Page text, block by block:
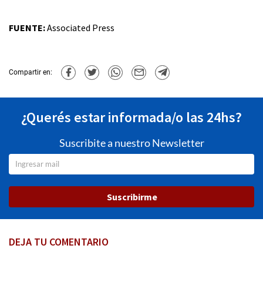
FUENTE:Associated Press
Compartir en:
¿Querés estar informada/o las 24hs?
Suscribite a nuestro Newsletter
Suscribirme
DEJA TU COMENTARIO